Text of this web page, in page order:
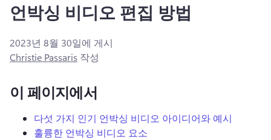
언박싱 비디오 편집 방법
2023년 8월 30일에 게시
Christie Passaris 작성
이 페이지에서
다섯 가지 인기 언박싱 비디오 아이디어와 예시
훌륭한 언박싱 비디오 요소